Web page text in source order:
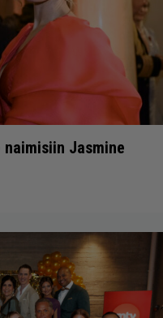
naimisiin Jasmine